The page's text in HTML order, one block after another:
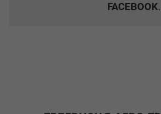
FACEBOOK.